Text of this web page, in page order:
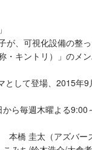
が、可視化設備の整
・キントリ）」のメ
して登場、2015年
ら毎週木曜よる9:00
橋 圭太（アズバー